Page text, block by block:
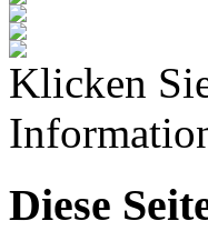
Klicken
Diese